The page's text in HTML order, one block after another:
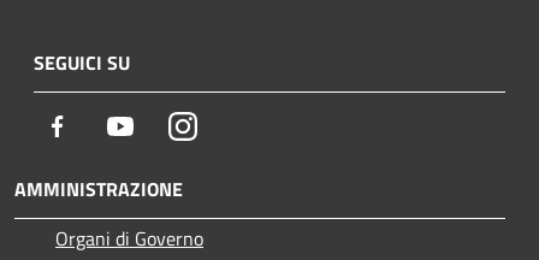
SEGUICI SU
Facebook YoutubeInstagram
AMMINISTRAZIONE
Organi di Governo